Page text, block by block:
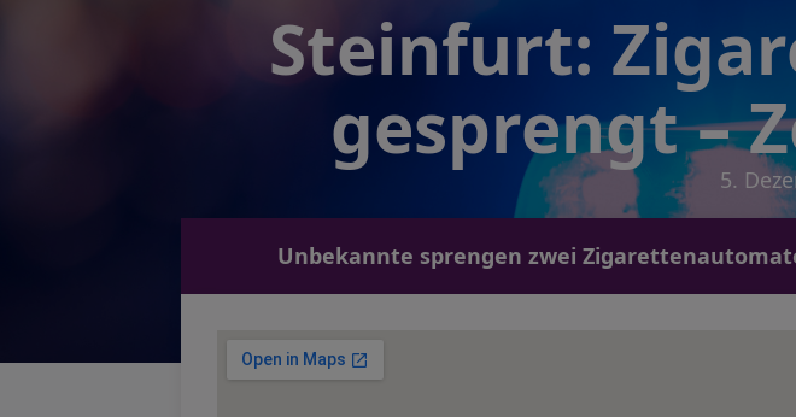
Steinfurt:
gesprengt –
5.
Unbekannte sprengen zwei